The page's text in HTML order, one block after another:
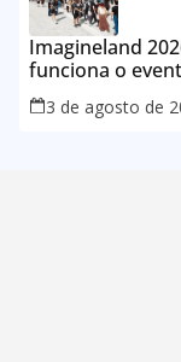
Imagineland
funciona o
3 de agosto de